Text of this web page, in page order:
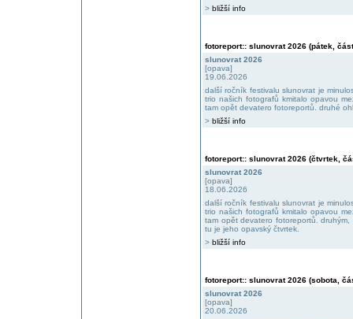
> bližší info
fotoreport:: slunovrat 2026 (pátek,
slunovrat 2026
[opava]
19.06.2026
další ročník festivalu slunovrat je
trio našich fotografů kmitalo opavou
tam opět devatero fotoreportů. druhé
> bližší info
fotoreport:: slunovrat 2026 (čtvrtek,
slunovrat 2026
[opava]
18.06.2026
další ročník festivalu slunovrat je
trio našich fotografů kmitalo opavou
tam opět devatero fotoreportů.
tu je jeho opavský čtvrtek.
> bližší info
fotoreport:: slunovrat 2026 (sobota,
slunovrat 2026
[opava]
20.06.2026